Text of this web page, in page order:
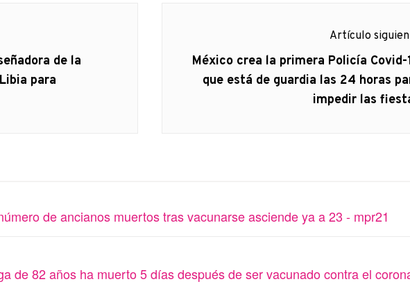
de la
para
Artículo
Artículo
siguiente:
México crea la primera Policía Covid-
que está de guardia las 24 horas
impedir las
de ancianos muertos tras vacunarse asciende ya a 23 - mpr21
de 82 años ha muerto 5 días después de ser vacunado contra el